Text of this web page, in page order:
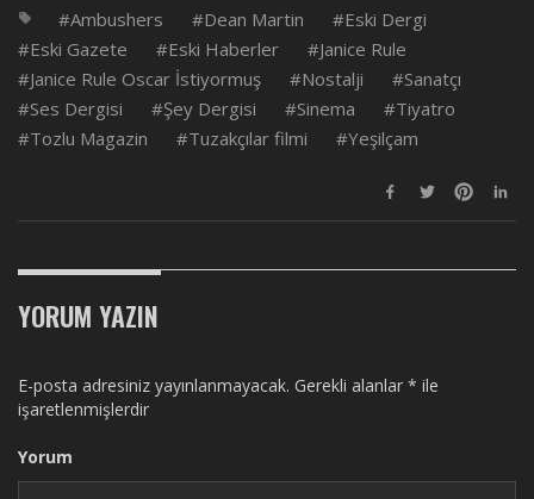
Ambushers Dean Martin
Eski Dergi
Eski Gazete
Eski Haberler
Janice Rule
Janice Rule Oscar İstiyormuş
Nostalji
Sanatçı
Ses Dergisi
Şey Dergisi Sinema
Tiyatro
Tozlu Magazin
Tuzakçılar filmi Yeşilçam
YORUM YAZIN
E-posta adresiniz yayınlanmayacak. Gerekli alanlar * ile
işaretlenmişlerdir
Yorum